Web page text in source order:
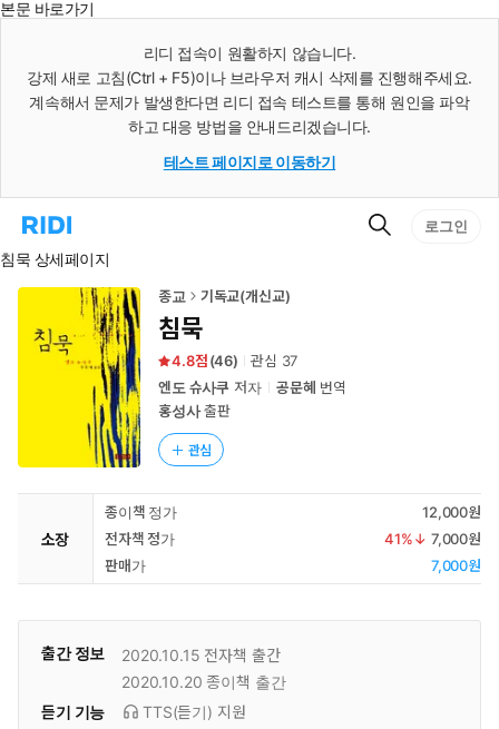
본문 바로가기
리디 접속이 원활하지 않습니다.
강제 새로 고침(Ctrl + F5)이나 브라우저 캐시 삭제를 진행해주세요.
계속해서 문제가 발생한다면 리디 접속 테스트를 통해 원인을 파악
하고 대응 방법을 안내드리겠습니다.
테스트 페이지로 이동하기
리
홈
로
검
로그인
침묵 상세페이지
종교 기독교(개신교)
침묵
4.8 (46) 관심 37
엔도 슈사쿠 저자 공문혜 번역
홍성사출판
관심
소장
종이책 정가
12,000원
전자책 정가
41%↓ 7,000원
판매가
7,000원
출간 정보 2020.10.15 전자책 출간
2020.10.20 종이책 출간
듣기 기능
TTS(듣기) 지원